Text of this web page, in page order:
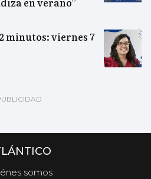
minutos: viernes 7
somos